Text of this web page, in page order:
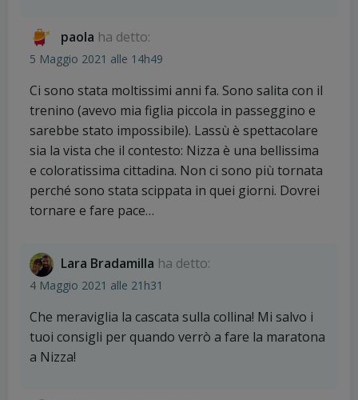
paola ha detto:
5 Maggio 2021 alle 14h49
Ci sono stata moltissimi anni fa. Sono salita con il
trenino (avevo mia figlia piccola in passeggino e
sarebbe stato impossibile). Lassù è spettacolare
sia la vista che il contesto: Nizza è una bellissima
e coloratissima cittadina. Non ci sono più tornata
perché sono stata scippata in quei giorni. Dovrei
tornare e fare pace…
Lara Bradamilla ha detto:
4 Maggio 2021 alle 21h31
Che meraviglia la cascata sulla collina! Mi salvo i
tuoi consigli per quando verrò a fare la maratona
a Nizza!